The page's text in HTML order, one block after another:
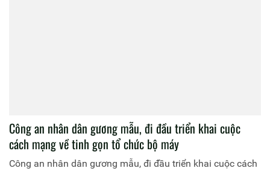
Công an nhân dân gương mẫu, đi đầu triển khai cuộc
cách mạng về tinh gọn tổ chức bộ máy
Công an nhân dân gương mẫu, đi đầu triển khai cuộc cách